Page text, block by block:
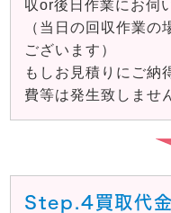
収or後日作業にお伺
（当日の回収作業
ございます）
もしお見積りにご納
費等は発生致しませ
Step.4買取代